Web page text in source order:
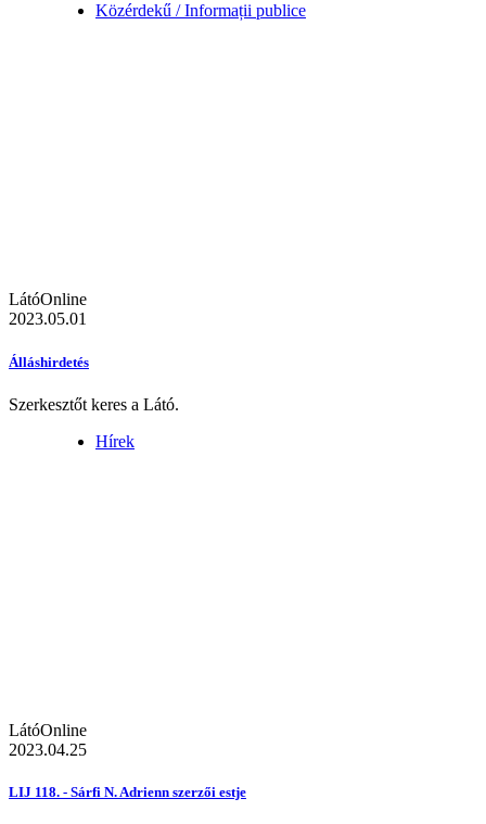
Közérdekű / Informații publice
LátóOnline
2023.05.01
Álláshirdetés
Szerkesztőt keres a Látó.
Hírek
LátóOnline
2023.04.25
LIJ 118. - Sárfi N. Adrienn szerzői estje